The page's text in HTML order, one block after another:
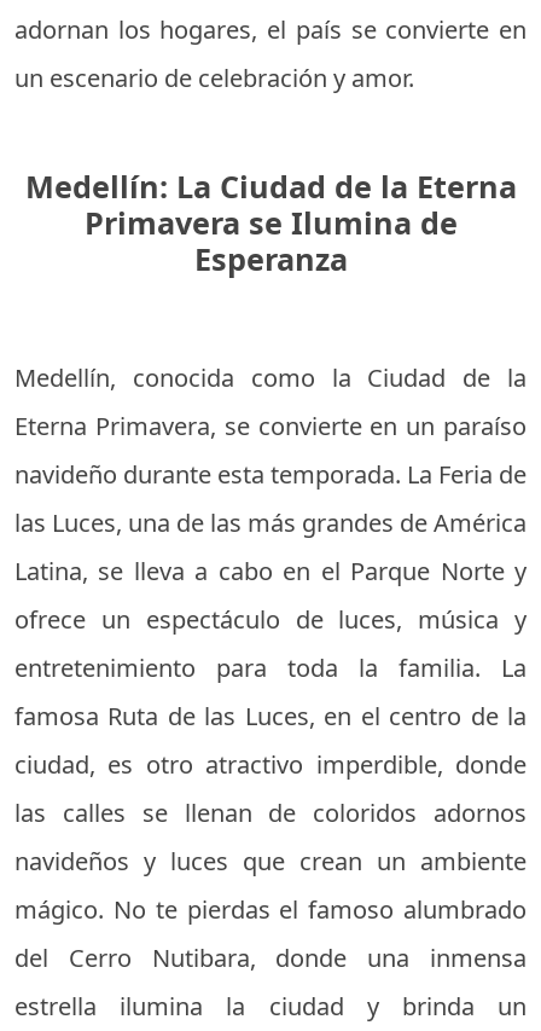
adornan los hogares, el país se convierte en
un escenario de celebración y amor.
Medellín: La Ciudad de la Eterna
Primavera se Ilumina de
Esperanza
Medellín, conocida como la Ciudad de la
Eterna Primavera, se convierte en un paraíso
navideño durante esta temporada. La Feria de
las Luces, una de las más grandes de América
Latina, se lleva a cabo en el Parque Norte y
ofrece un espectáculo de luces, música y
entretenimiento para toda la familia. La
famosa Ruta de las Luces, en el centro de la
ciudad, es otro atractivo imperdible, donde
las calles se llenan de coloridos adornos
navideños y luces que crean un ambiente
mágico. No te pierdas el famoso alumbrado
del Cerro Nutibara, donde una inmensa
estrella ilumina la ciudad y brinda un